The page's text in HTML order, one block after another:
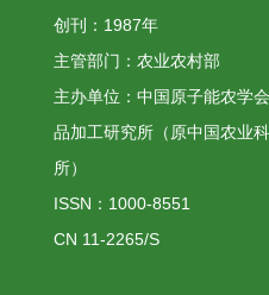
创刊：1987年
主管部门：农业农村部
主办单位：中国原子能农学
品加工研究所（原中国农业
所）
ISSN：1000-8551
CN 11-2265/S